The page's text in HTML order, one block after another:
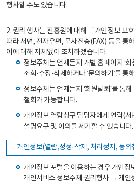
행사할 수도 있습니다.
2. 권리 행사는 진흥원에 대해 「개인정보 보
따라 서면, 전자우편, 모사전송(FAX) 등을 통
이에 대해 지체없이 조치하겠습니다.
정보주체는 언제든지 개별 홈페이지 ‘
조회·수정·삭제하거나 ‘문의하기’를 통
정보주체는 언제든지 ‘회원탈퇴’를 통
철회가 가능합니다.
개인정보 열람청구 담당자에게 연락(서
설명요구 및 이의를 제기할 수 있습니다.
개인정보(열람,정정·삭제, 처리정지, 동
개인정보 포털을 이용하는 경우 개인
개인서비스 정보주체 권리행사 → 개인